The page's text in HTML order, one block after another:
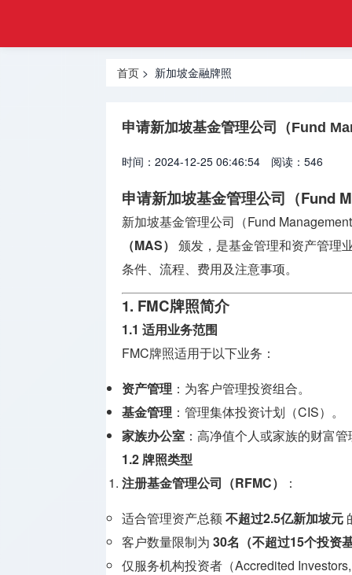
金融
牌照牌照
牌照
合规牌照
出售
银行牌照
申请
牌照
加密货币
牌照
支付兑换
牌照
监管机构
首页 > 新加坡金融牌照
申请新加坡基金管理公司（Fund
时间：2024-12-25 06:46:54 阅读：546
申请新加坡基金管理公司（Fund
新加坡基金管理公司（Fund
（MAS） 颁发，是基金管理和资产管理
条件、流程、费用及注意事项。
1. FMC牌照简介
1.1 适用业务范围
FMC牌照适用于以下业务：
资产管理 ：为客户管理投资组合。
基金管理 ：管理集体投资计划（CIS）。
家族办公室 ：高净值个人或家族的财富
1.2 牌照类型
注册基金管理公司（RFMC）
：
适合管理资产总额不超过2.5亿新加坡元
客户数量限制为 30名（不超过15个投资
仅服务机构投资者（Accredited